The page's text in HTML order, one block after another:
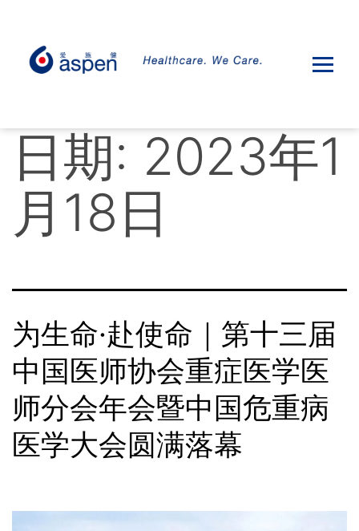
日期: 2023年1
月18日
为生命·赴使命｜第十三届
中国医师协会重症医学医
师分会年会暨中国危重病
医学大会圆满落幕